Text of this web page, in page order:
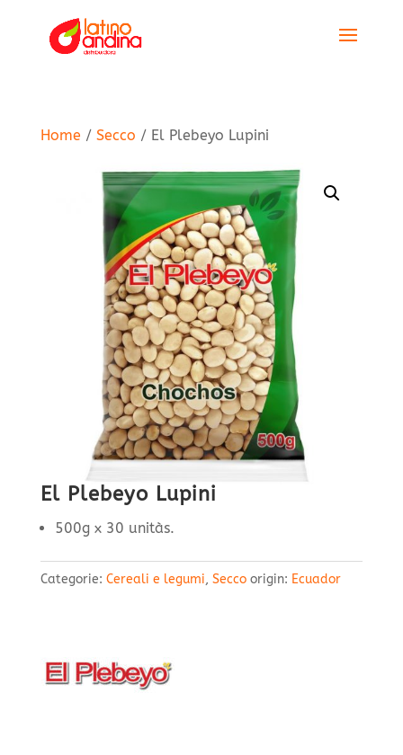
Home / Secco / El Plebeyo Lupini
El Plebeyo Lupini
500g x 30 unitàs.
Categorie: Cereali e legumi, Secco origin: Ecuador